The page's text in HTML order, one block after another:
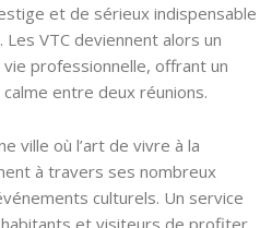
et de sérieux indispensable
VTC deviennent alors un
professionnelle, offrant un
entre deux réunions.
ville où l’art de vivre à la
à travers ses nombreux
culturels. Un service
et visiteurs de profiter